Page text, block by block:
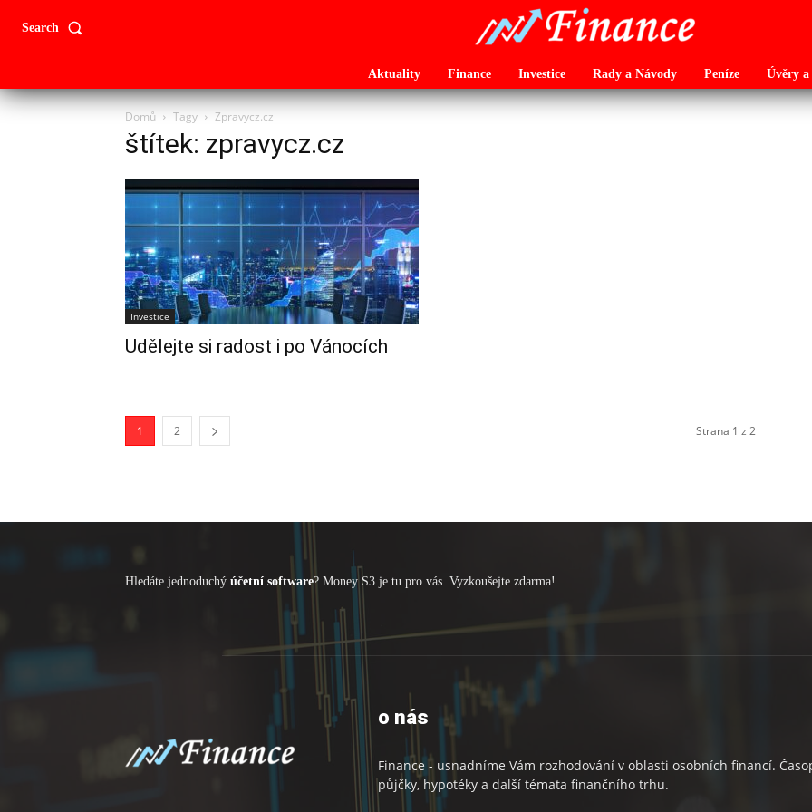
Search
Aktuality Finance Investice Rady a Návody Peníze Úvěry
Domů Tagy Zpravycz.cz
štítek: zpravycz.cz
Investice
Udělejte si radost i po Vánocích
1 2 Strana 1 z 2
Hledáte jednoduchý účetní software? Money S3 je tu pro vás. Vyzkoušejte zdarma!
o nás
Finance - usnadníme Vám rozhodování v oblasti osobních financí.
půjčky, hypotéky a další témata finančního trhu.